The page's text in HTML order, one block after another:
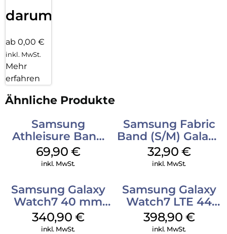
darum!
ab 0,00 €
inkl. MwSt.
Mehr
erfahren
Ähnliche Produkte
Samsung
Athleisure Band
(S/M) Galaxy
Watch8/Watch8
69,90 €
inkl. MwSt.
Samsung Fabric
Band (S/M) Galaxy
Watch8/Watch8
Classic Red
32,90 €
inkl. MwSt.
Samsung Galaxy
Watch7 40 mm
Green
340,90 €
inkl. MwSt.
Samsung Galaxy
Watch7 LTE 44
mm Silver
398,90 €
inkl. MwSt.